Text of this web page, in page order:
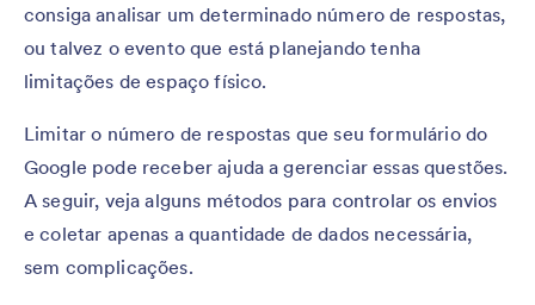
consiga analisar um determinado número de respostas,
ou talvez o evento que está planejando tenha
limitações de espaço físico.
Limitar o número de respostas que seu formulário do
Google pode receber ajuda a gerenciar essas questões.
A seguir, veja alguns métodos para controlar os envios
e coletar apenas a quantidade de dados necessária,
sem complicações.